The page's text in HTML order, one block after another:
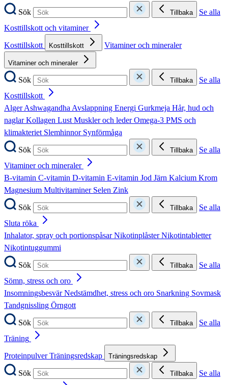
Sök
Tillbaka
Se alla
Kosttillskott och vitaminer
Kosttillskott
Kosttillskott Vitaminer och mineraler
Vitaminer och mineraler
Sök Tillbaka
Se alla
Kosttillskott
AlgerAshwagandhaAvslappning Energi Gurkmeja Hår, hud och
naglarKollagen LustMuskler och lederOmega-3 PMS och
klimakteriet Slemhinnor Synförmåga
Sök
Tillbaka
Se alla
Vitaminer och mineraler
B-vitamin C-vitamin D-vitamin E-vitamin Jod Järn Kalcium Krom
Magnesium Multivitaminer Selen Zink
Sök
Tillbaka
Se alla
Sluta röka
Inhalator, spray och portionspåsarNikotinplåsterNikotintabletter
Nikotintuggummi
Sök
Tillbaka
Se alla
Sömn, stress och oro
InsomningsbesvärNedstämdhet, stress och oro Snarkning Sovmask
Tandgnissling Örngott
Sök
Tillbaka
Se alla
Träning
ProteinpulverTräningsredskap Träningsredskap
Sök Tillbaka
Se alla